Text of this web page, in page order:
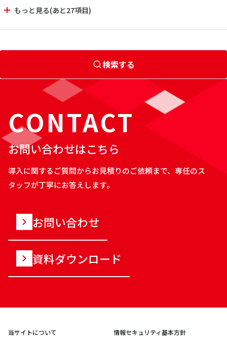
もっと見る(あと27項目)
検索する
CONTACT
お問い合わせはこちら
導入に関するご質問からお見積りのご依頼まで、専任のス
タッフが丁寧にお答えします。
お問い合わせ
資料ダウンロード
当サイトについて 情報セキュリティ基本方針